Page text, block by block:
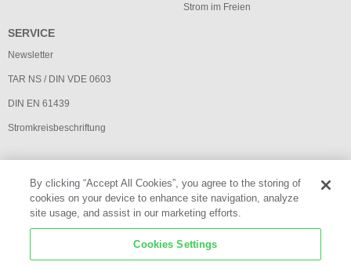
Strom im Freien
SERVICE
Newsletter
TAR NS / DIN VDE 0603
DIN EN 61439
Stromkreisbeschriftung
Impressum
Datenschutz
By clicking “Accept All Cookies”, you agree to the storing of
cookies on your device to enhance site navigation, analyze
site usage, and assist in our marketing efforts.
Cookies Settings